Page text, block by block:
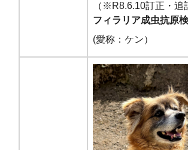
（※R8.6.10訂正・追
フィラリア成虫抗原
(愛称：ケン）